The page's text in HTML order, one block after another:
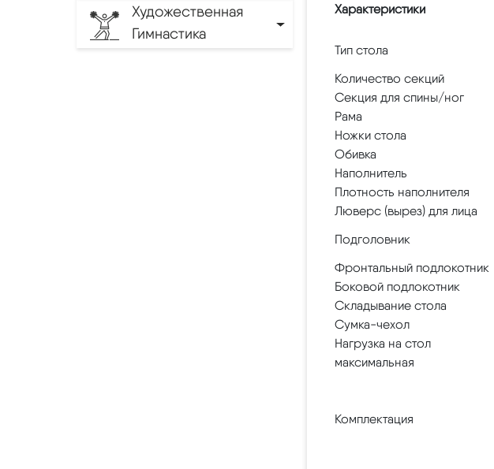
Художественная
Гимнастика
Характеристики
Тип стола
Количество секций
Секция для спины/ног
Рама
Ножки стола
Обивка
Наполнитель
Плотность наполнителя
Люверс (вырез) для лица
Подголовник
Фронтальный подлокотник
Боковой подлокотник
Складывание стола
Сумка-чехол
Нагрузка на стол
максимальная
Комплектация